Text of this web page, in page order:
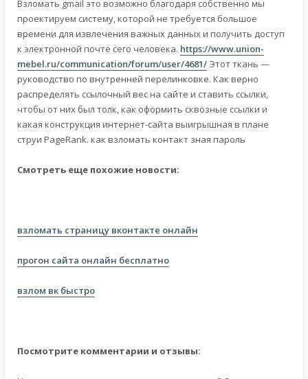
Взломать gmail это возможно благодаря собственно мы
проектируем систему, которой не требуется большое
времени для извлечения важных данных и получить доступ
к электронной почте сего человека. https://www.union-
mebel.ru/communication/forum/user/4681/ Этот ткань —
руководство по внутренней перелинковке. Как верно
распределять ссылочный вес на сайте и ставить ссылки,
чтобы от них был толк, как оформить сквозные ссылки и
какая конструкция интернет-сайта выигрышная в плане
струи PageRank. как взломать контакт зная пароль
Смотреть еще похожие новости:
взломать страницу вконтакте онлайн
прогон сайта онлайн бесплатно
взлом вк быстро
Посмотрите комментарии и отзывы: